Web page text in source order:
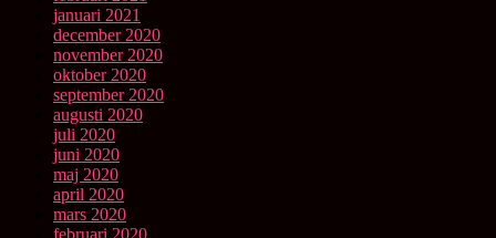
januari 2021
december 2020
november 2020
oktober 2020
september 2020
augusti 2020
juli 2020
juni 2020
maj 2020
april 2020
mars 2020